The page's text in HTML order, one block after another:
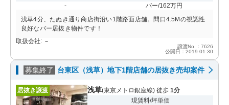
-
バー/162万円
浅草4分、たぬき通り商店街沿い1階路面店舗。間口4.5Mの視認性
良好なバー居抜き物件です！
取扱会社: －
譲渡No.：7626
公開日：2019-01-30
募集終了 台東区（浅草）地下1階店舗の居抜き売却案件
居抜き譲渡 浅草(東京メトロ銀座線) 徒歩 1分
現賃料/坪単価